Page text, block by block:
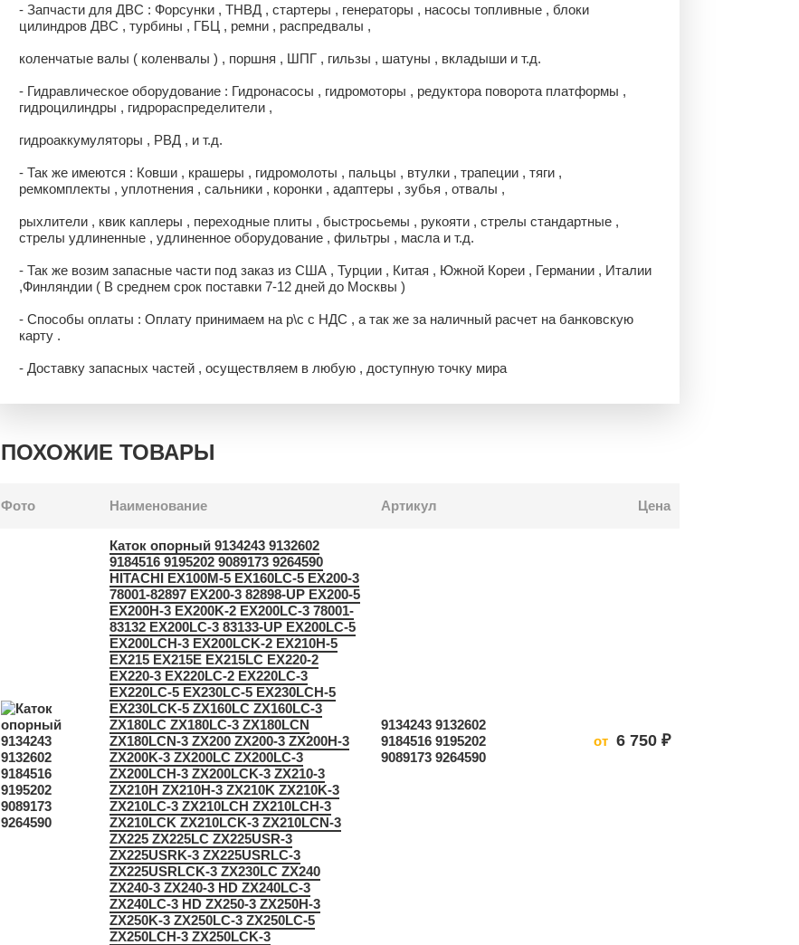
- Запчасти для ДВС : Форсунки , ТНВД , стартеры , генераторы , насосы топливные , блоки
цилиндров ДВС , турбины , ГБЦ , ремни , распредвалы ,
коленчатые валы ( коленвалы ) , поршня , ШПГ , гильзы , шатуны , вкладыши и т.д.
- Гидравлическое оборудование : Гидронасосы , гидромоторы , редуктора поворота платформы ,
гидроцилиндры , гидрораспределители ,
гидроаккумуляторы , РВД , и т.д.
- Так же имеются : Ковши , крашеры , гидромолоты , пальцы , втулки , трапеции , тяги ,
ремкомплекты , уплотнения , сальники , коронки , адаптеры , зубья , отвалы ,
рыхлители , квик каплеры , переходные плиты , быстросьемы , рукояти , стрелы стандартные ,
стрелы удлиненные , удлиненное оборудование , фильтры , масла и т.д.
- Так же возим запасные части под заказ из США , Турции , Китая , Южной Кореи , Германии , Италии
,Финляндии ( В среднем срок поставки 7-12 дней до Москвы )
- Способы оплаты : Оплату принимаем на р\с с НДС , а так же за наличный расчет на банковскую
карту .
- Доставку запасных частей , осуществляем в любую , доступную точку мира
ПОХОЖИЕ ТОВАРЫ
Фото Наименование Артикул Цена
Каток опорный 9134243 9132602
9184516 9195202 9089173 9264590
HITACHI EX100M-5 EX160LC-5 EX200-3
78001-82897 EX200-3 82898-UP EX200-5
EX200H-3 EX200K-2 EX200LC-3 78001-
83132 EX200LC-3 83133-UP EX200LC-5
EX200LCH-3 EX200LCK-2 EX210H-5
EX215 EX215E EX215LC EX220-2
EX220-3 EX220LC-2 EX220LC-3
EX220LC-5 EX230LC-5 EX230LCH-5
EX230LCK-5 ZX160LC ZX160LC-3
ZX180LC ZX180LC-3 ZX180LCN
ZX180LCN-3 ZX200 ZX200-3 ZX200H-3
ZX200K-3 ZX200LC ZX200LC-3
ZX200LCH-3 ZX200LCK-3 ZX210-3
ZX210H ZX210H-3 ZX210K ZX210K-3
ZX210LC-3 ZX210LCH ZX210LCH-3
ZX210LCK ZX210LCK-3 ZX210LCN-3
ZX225 ZX225LC ZX225USR-3
ZX225USRK-3 ZX225USRLC-3
ZX225USRLCK-3 ZX230LC ZX240
ZX240-3 ZX240-3 HD ZX240LC-3
ZX240LC-3 HD ZX250-3 ZX250H-3
ZX250K-3 ZX250LC-3 ZX250LC-5
ZX250LCH-3 ZX250LCK-3
9134243 9132602
9184516 9195202
9089173 9264590
от 6 750 ₽